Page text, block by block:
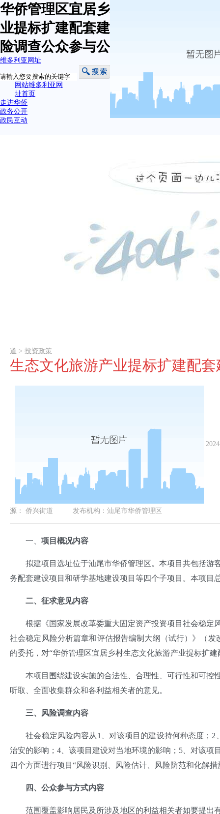
华侨管理区宜居乡村生态文化旅游产
业提标扩建配套建设项目社会稳定风
险调查公众参与公示-维多利亚网址
维多利亚网址
网站维多利亚网
址首页
走进华侨
政务公开
政民互动
道 > 投资政策
生态文化旅游产业提标扩建配
源： 侨兴街道 发布机构： 汕尾市华侨管理区
一、 项目概况内容
拟建项目选址位于汕尾市华侨管理区。本项目共包括游
务配套建设项目和研学基地建设项目等四个子项目。本项目
二、征求意见内容
根据《国家发展改革委重大固定资产投资项目社会稳定
社会稳定风险分析篇章和评估报告编制大纲（试行）》（
的委托，对“华侨管理区宜居乡村生态文化旅游产业提标扩
本项目围绕建设实施的合法性、合理性、可行性和可控
听取、全面收集群众和各利益相关者的意见。
三、风险调查内容
社会稳定风险内容从1、对该项目的建设持何种态度；2
治安的影响；4、该项目建设对当地环境的影响；5、对该
四个方面进行项目“风险识别、风险估计、风险防范和化解
四、公众参与方式内容
范围覆盖影响居民及所涉及地区的利益相关者如要提出